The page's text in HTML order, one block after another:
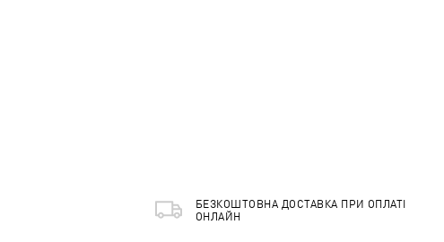
БЕЗКОШТОВНА ДОСТАВКА ПРИ ОПЛАТІ
ОНЛАЙН